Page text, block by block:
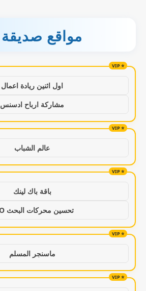
مواقع صديقة
اول اثنين ريادة اعمال
مشاركة ارباح ادسنس
عالم الشباب
باقة باك لينك
تحسين محركات البحث SEO
ماسنجر المسلم